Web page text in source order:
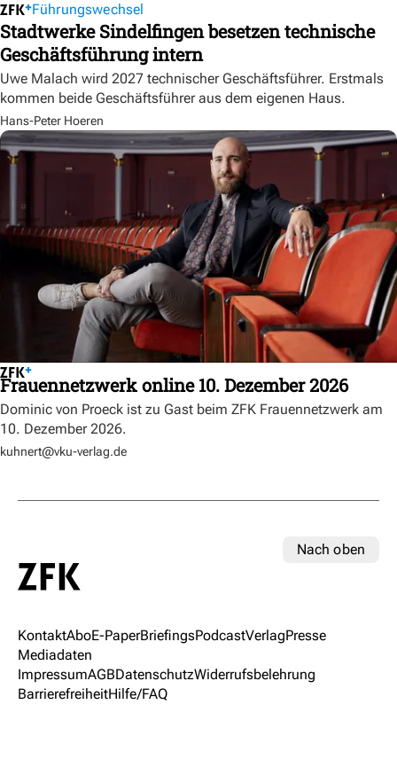
Führungswechsel
Stadtwerke Sindelfingen besetzen technische
Geschäftsführung intern
Uwe Malach wird 2027 technischer Geschäftsführer. Erstmals
kommen beide Geschäftsführer aus dem eigenen Haus.
Hans-Peter Hoeren
Frauennetzwerk online 10. Dezember 2026
Dominic von Proeck ist zu Gast beim ZFK Frauennetzwerk am
10. Dezember 2026.
kuhnert@vku-verlag.de
Nach oben
KontaktAboE-PaperBriefingsPodcastVerlagPresse
Mediadaten
ImpressumAGBDatenschutzWiderrufsbelehrung
BarrierefreiheitHilfe/FAQ